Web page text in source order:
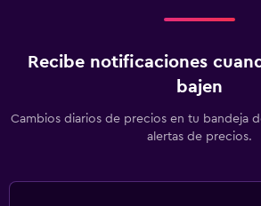
Comidas para niños
Equipo infantil para zona de juegos al
Parque infantil
Recibe notificaciones
bajen
Cambios diarios de precios en tu bandeja
alertas de precios.